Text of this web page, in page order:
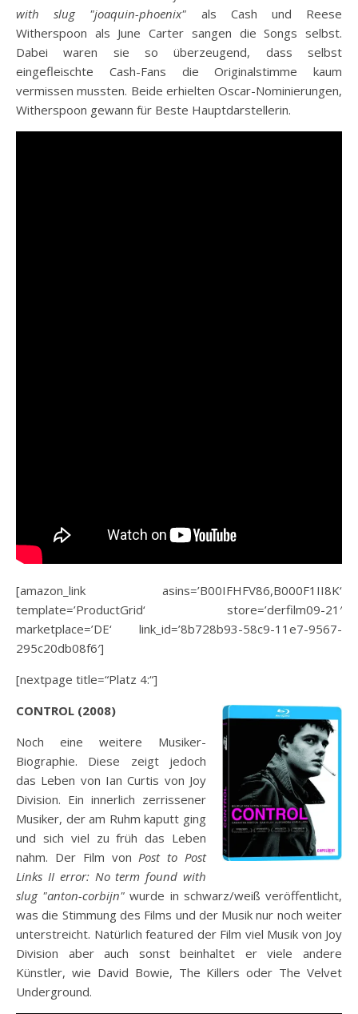
with slug "joaquin-phoenix" als Cash und Reese
Witherspoon als June Carter sangen die Songs selbst.
Dabei waren sie so überzeugend, dass selbst
eingefleischte Cash-Fans die Originalstimme kaum
vermissen mussten. Beide erhielten Oscar-Nominierungen,
Witherspoon gewann für Beste Hauptdarstellerin.
[amazon_link asins=’B00IFHFV86,B000F1II8K‘
template=’ProductGrid‘ store=’derfilm09-21′
marketplace=’DE‘ link_id=’8b728b93-58c9-11e7-9567-
295c20db08f6′]
[nextpage title=“Platz 4:“]
CONTROL (2008)
Noch eine weitere Musiker-
Biographie. Diese zeigt jedoch
das Leben von Ian Curtis von Joy
Division. Ein innerlich zerrissener
Musiker, der am Ruhm kaputt ging
und sich viel zu früh das Leben
nahm. Der Film von Post to Post
Links II error: No term found with
slug "anton-corbijn" wurde in schwarz/weiß veröffentlicht,
was die Stimmung des Films und der Musik nur noch weiter
unterstreicht. Natürlich featured der Film viel Musik von Joy
Division aber auch sonst beinhaltet er viele andere
Künstler, wie David Bowie, The Killers oder The Velvet
Underground.